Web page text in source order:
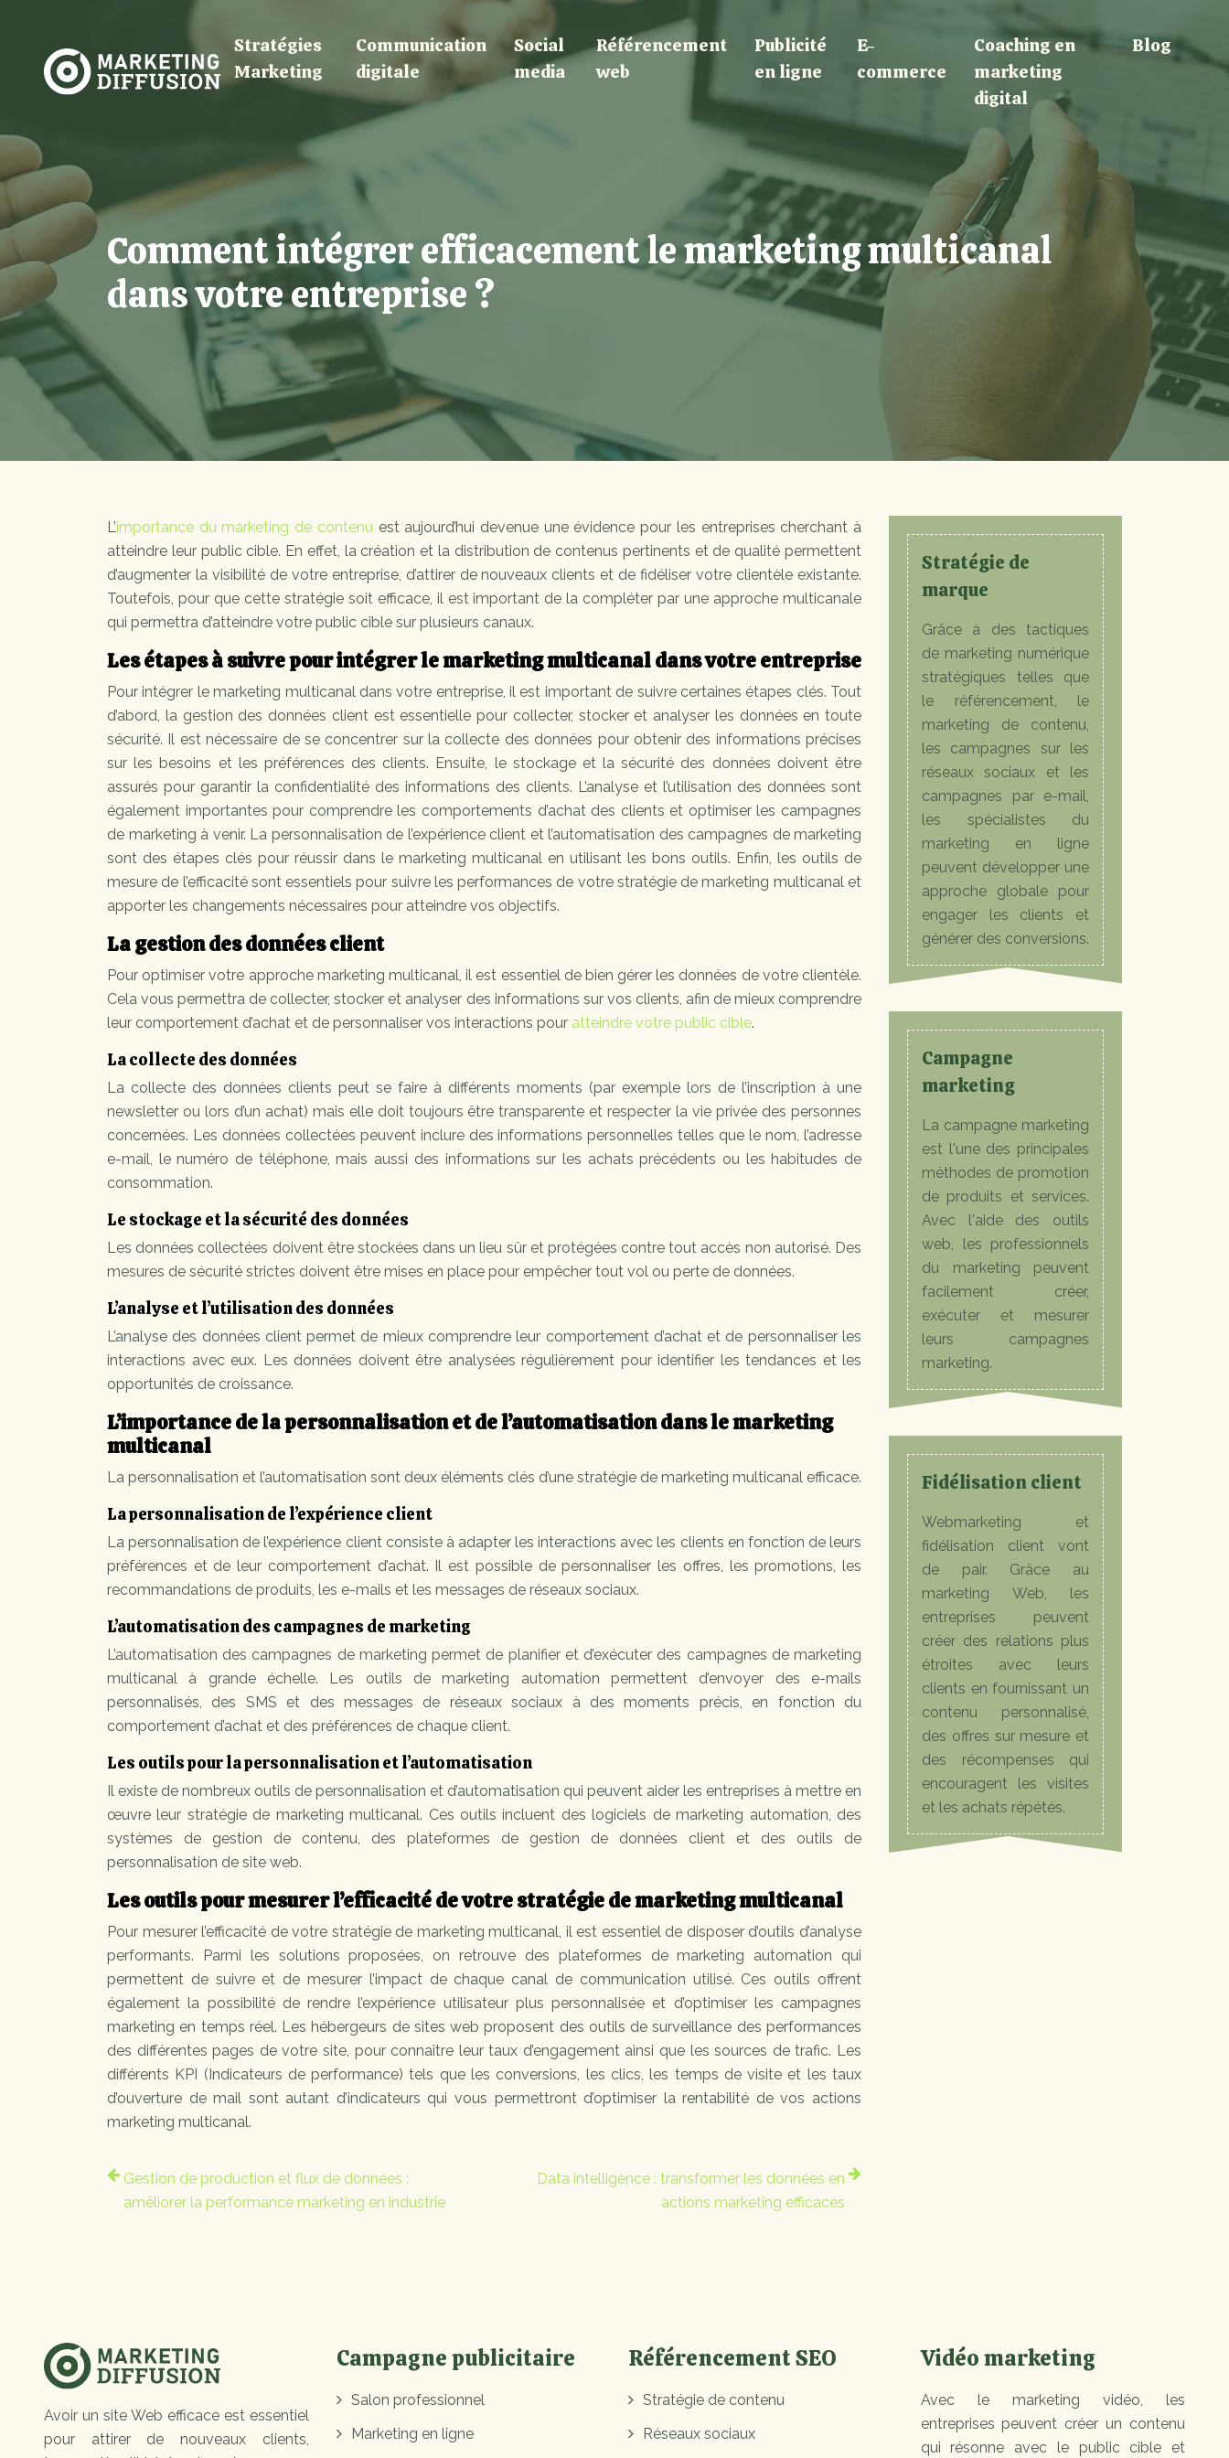
Stratégies
Marketing
Communication
digitale
Social
media
Référencement
web
Publicité
en ligne
E-
commerce
Coaching en
marketing
digital
Blog
Comment intégrer efficacement le marketing multicanal
dans votre entreprise ?
L’importance du marketing de contenuest aujourd’hui devenue une évidence pour les entreprises cherchant à
atteindre leur public cible. En effet, la création et la distribution de contenus pertinents et de qualité permettent
d’augmenter la visibilité de votre entreprise, d’attirer de nouveaux clients et de fidéliser votre clientèle existante.
Toutefois, pour que cette stratégie soit efficace, il est important de la compléter par une approche multicanale
qui permettra d’atteindre votre public cible sur plusieurs canaux.
Les étapes à suivre pour intégrer le marketing multicanal dans votre entreprise
Pour intégrer le marketing multicanal dans votre entreprise, il est important de suivre certaines étapes clés. Tout
d’abord, la gestion des données client est essentielle pour collecter, stocker et analyser les données en toute
sécurité. Il est nécessaire de se concentrer sur la collecte des données pour obtenir des informations précises
sur les besoins et les préférences des clients. Ensuite, le stockage et la sécurité des données doivent être
assurés pour garantir la confidentialité des informations des clients. L’analyse et l’utilisation des données sont
également importantes pour comprendre les comportements d’achat des clients et optimiser les campagnes
de marketing à venir. La personnalisation de l’expérience client et l’automatisation des campagnes de marketing
sont des étapes clés pour réussir dans le marketing multicanal en utilisant les bons outils. Enfin, les outils de
mesure de l’efficacité sont essentiels pour suivre les performances de votre stratégie de marketing multicanal et
apporter les changements nécessaires pour atteindre vos objectifs.
La gestion des données client
Pour optimiser votre approche marketing multicanal, il est essentiel de bien gérer les données de votre clientèle.
Cela vous permettra de collecter, stocker et analyser des informations sur vos clients, afin de mieux comprendre
leur comportement d’achat et de personnaliser vos interactions pour atteindre votre public cible.
La collecte des données
La collecte des données clients peut se faire à différents moments (par exemple lors de l’inscription à une
newsletter ou lors d’un achat) mais elle doit toujours être transparente et respecter la vie privée des personnes
concernées. Les données collectées peuvent inclure des informations personnelles telles que le nom, l’adresse
e-mail, le numéro de téléphone, mais aussi des informations sur les achats précédents ou les habitudes de
consommation.
Le stockage et la sécurité des données
Les données collectées doivent être stockées dans un lieu sûr et protégées contre tout accès non autorisé. Des
mesures de sécurité strictes doivent être mises en place pour empêcher tout vol ou perte de données.
L’analyse et l’utilisation des données
L’analyse des données client permet de mieux comprendre leur comportement d’achat et de personnaliser les
interactions avec eux. Les données doivent être analysées régulièrement pour identifier les tendances et les
opportunités de croissance.
L’importance de la personnalisation et de l’automatisation dans le marketing
multicanal
La personnalisation et l’automatisation sont deux éléments clés d’une stratégie de marketing multicanal efficace.
La personnalisation de l’expérience client
La personnalisation de l’expérience client consiste à adapter les interactions avec les clients en fonction de leurs
préférences et de leur comportement d’achat. Il est possible de personnaliser les offres, les promotions, les
recommandations de produits, les e-mails et les messages de réseaux sociaux.
L’automatisation des campagnes de marketing
L’automatisation des campagnes de marketing permet de planifier et d’exécuter des campagnes de marketing
multicanal à grande échelle. Les outils de marketing automation permettent d’envoyer des e-mails
personnalisés, des SMS et des messages de réseaux sociaux à des moments précis, en fonction du
comportement d’achat et des préférences de chaque client.
Les outils pour la personnalisation et l’automatisation
Il existe de nombreux outils de personnalisation et d’automatisation qui peuvent aider les entreprises à mettre en
œuvre leur stratégie de marketing multicanal. Ces outils incluent des logiciels de marketing automation, des
systèmes de gestion de contenu, des plateformes de gestion de données client et des outils de
personnalisation de site web.
Les outils pour mesurer l’efficacité de votre stratégie de marketing multicanal
Pour mesurer l’efficacité de votre stratégie de marketing multicanal, il est essentiel de disposer d’outils d’analyse
performants. Parmi les solutions proposées, on retrouve des plateformes de marketing automation qui
permettent de suivre et de mesurer l’impact de chaque canal de communication utilisé. Ces outils offrent
également la possibilité de rendre l’expérience utilisateur plus personnalisée et d’optimiser les campagnes
marketing en temps réel. Les hébergeurs de sites web proposent des outils de surveillance des performances
des différentes pages de votre site, pour connaître leur taux d’engagement ainsi que les sources de trafic. Les
différents KPI (Indicateurs de performance) tels que les conversions, les clics, les temps de visite et les taux
d’ouverture de mail sont autant d’indicateurs qui vous permettront d’optimiser la rentabilité de vos actions
marketing multicanal.
Gestion de production et flux de données :
améliorer la performance marketing en industrie
Data intelligence : transformer les données en
actions marketing efficaces
Stratégie de
marque
Grâce à des tactiques
de marketing numérique
stratégiques telles que
le référencement, le
marketing de contenu,
les campagnes sur les
réseaux sociaux et les
campagnes par e-mail,
les spécialistes du
marketing en ligne
peuvent développer une
approche globale pour
engager les clients et
générer des conversions.
Campagne
marketing
La campagne marketing
est l'une des principales
méthodes de promotion
de produits et services.
Avec l'aide des outils
web, les professionnels
du marketing peuvent
facilement créer,
exécuter et mesurer
leurs campagnes
marketing.
Fidélisation client
Webmarketing et
fidélisation client vont
de pair. Grâce au
marketing Web, les
entreprises peuvent
créer des relations plus
étroites avec leurs
clients en fournissant un
contenu personnalisé,
des offres sur mesure et
des récompenses qui
encouragent les visites
et les achats répétés.
Avoir un site Web efficace est essentiel
pour attirer de nouveaux clients,
Campagne publicitaire
Salon professionnel
Marketing en ligne
Référencement SEO
Stratégie de contenu
Réseaux sociaux
Vidéo marketing
Avec le marketing vidéo, les
entreprises peuvent créer un contenu
qui résonne avec le public cible et